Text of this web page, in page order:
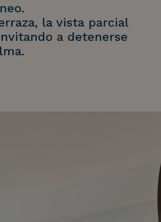
la vista parcial
a detenerse